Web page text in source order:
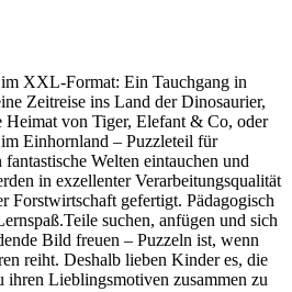
im XXL-Format: Ein Tauchgang in
Zeitreise ins Land der Dinosaurier,
Heimat von Tiger, Elefant & Co, oder
Einhornland – Puzzleteil für
Welten eintauchen und
in exzellenter Verarbeitungsqualität
Forstwirtschaft gefertigt. Pädagogisch
suchen, anfügen und sich
Bild freuen – Puzzeln ist, wenn
reiht. Deshalb lieben Kinder es, die
ihren Lieblingsmotiven zusammen zu